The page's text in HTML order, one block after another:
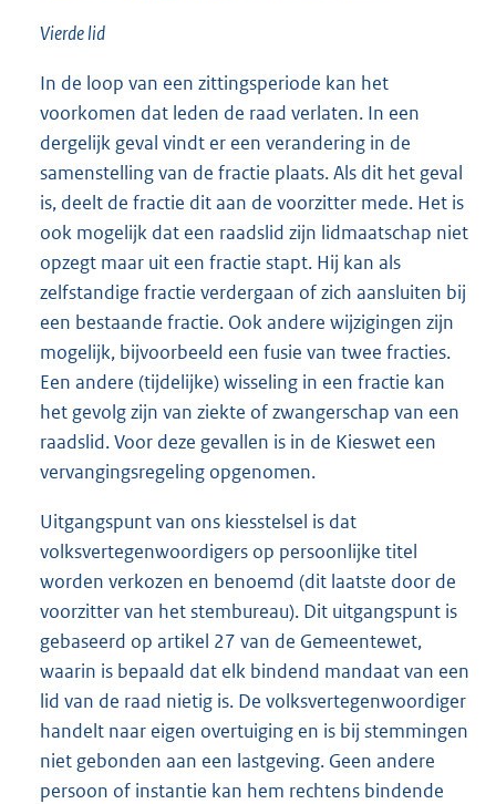
Vierde lid
In de loop van een zittingsperiode kan het
voorkomen dat leden de raad verlaten. In een
dergelijk geval vindt er een verandering in de
samenstelling van de fractie plaats. Als dit het geval
is, deelt de fractie dit aan de voorzitter mede. Het is
ook mogelijk dat een raadslid zijn lidmaatschap niet
opzegt maar uit een fractie stapt. Hij kan als
zelfstandige fractie verdergaan of zich aansluiten bij
een bestaande fractie. Ook andere wijzigingen zijn
mogelijk, bijvoorbeeld een fusie van twee fracties.
Een andere (tijdelijke) wisseling in een fractie kan
het gevolg zijn van ziekte of zwangerschap van een
raadslid. Voor deze gevallen is in de Kieswet een
vervangingsregeling opgenomen.
Uitgangspunt van ons kiesstelsel is dat
volksvertegenwoordigers op persoonlijke titel
worden verkozen en benoemd (dit laatste door de
voorzitter van het stembureau). Dit uitgangspunt is
gebaseerd op artikel 27 van de Gemeentewet,
waarin is bepaald dat elk bindend mandaat van een
lid van de raad nietig is. De volksvertegenwoordiger
handelt naar eigen overtuiging en is bij stemmingen
niet gebonden aan een lastgeving. Geen andere
persoon of instantie kan hem rechtens bindende